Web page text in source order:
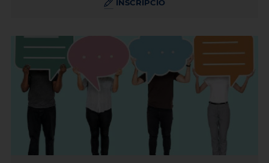
INSCRIPCIÓ